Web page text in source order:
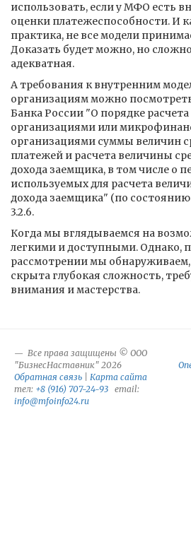
использовать, если у МФО есть
оценки платежеспособности. И
практика, не все модели
Доказать будет можно, но
адекватная.
А требования к внутренним
организациям можно
Банка России "О порядке
организациями или
организациями суммы величин
платежей и расчета величины
дохода заемщика, в том числе о
используемых для расчета
дохода заемщика" (по состоянию
3.2.6.
Когда мы вглядываемся на
легкими и доступными. Однако,
рассмотрении мы
скрыта глубокая сложность,
внимания и мастерства.
Все права защищены © ООО
"БизнесНаставник" 2026
Обратная связь
Карта сайта
тел: +8 (916) 707-24-93 email:
info@mfoinfo24.ru